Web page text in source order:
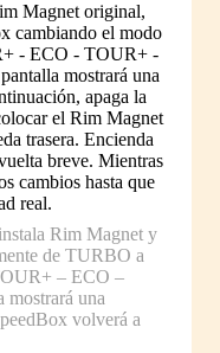
Magnet original,
cambiando el modo
- ECO - TOUR+ -
mostrará una
apaga la
el Rim Magnet
trasera. Encienda
breve. Mientras
cambios hasta que
real.
Rim Magnet y
de TURBO a
– ECO –
una
volverá a